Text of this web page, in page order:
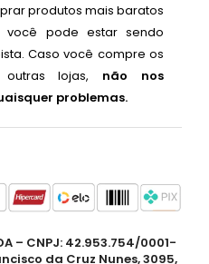
produtos mais baratos
pode estar sendo
Caso você compre os
lojas, não nos
problemas.
– CNPJ: 42.953.754/0001-
da Cruz Nunes, 3095,